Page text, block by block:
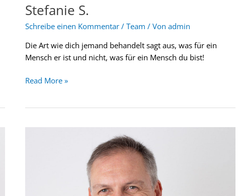
Stefanie S.
Schreibe einen Kommentar / Team / Von admin
Die Art wie dich jemand behandelt sagt aus, was für ein
Mensch er ist und nicht, was für ein Mensch du bist!
Read More »